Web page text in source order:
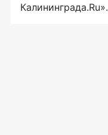
Калининграда.Ru».